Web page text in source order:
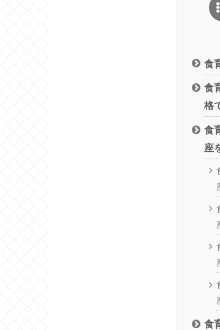
食
食
格
食
座
食